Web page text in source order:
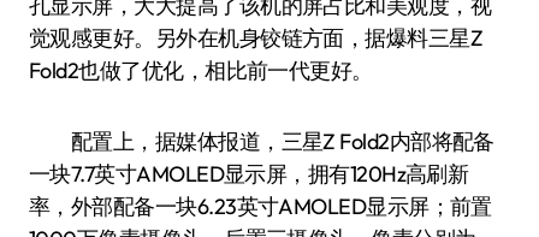
觉观感更好。另外在机身铰链方面，据爆料三星Z
Fold2也做了优化，相比前一代更好。
配置上，据媒体报道，三星Z Fold2内部将配备
一块7.7英寸AMOLED显示屏，拥有120Hz高刷新
率，外部配备一块6.23英寸AMOLED显示屏；前置